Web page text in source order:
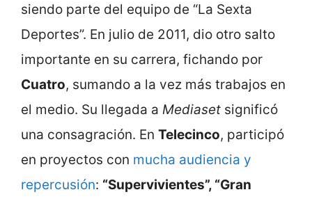
siendo parte del equipo de “La Sexta
Deportes”. En julio de 2011, dio otro salto
importante en su carrera, fichando por
Cuatro, sumando a la vez más trabajos en
el medio. Su llegada a Mediaset significó
una consagración. En Telecinco, participó
en proyectos con mucha audiencia y
repercusión: “Supervivientes”, “Gran